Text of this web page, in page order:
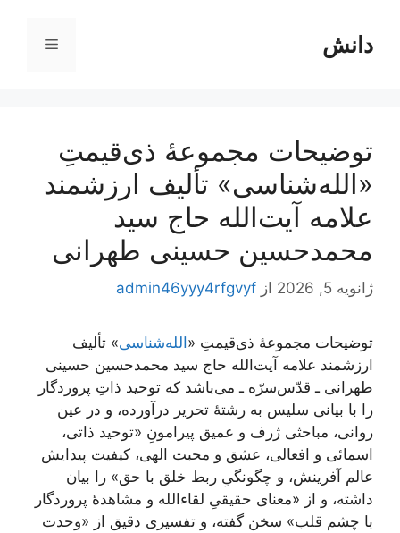
محتوادانش فهرست
توضیحات مجموعۀ ذی‌قیمتِ
«الله‌شناسی» تألیف ارزشمند
علامه آیت‌الله حاج سید
محمد‌حسین حسینی طهرانی
ژانویه 5, 2026 از admin46yyy4rfgvyf
توضیحات مجموعۀ ذی‌قیمتِ «الله‌شناسی» تألیف
ارزشمند علامه آیت‌الله حاج سید محمد‌حسین حسینی
طهرانی ـ قدّس‌سرّه ـ می‌باشد که توحید ذاتِ پروردگار
را با بیانی سلیس به رشتۀ تحریر درآورده، و در عین
روانی، مباحثی ژرف و عمیق پیرامونِ «توحید ذاتی،
اسمائی و افعالی، عشق و محبت الهی، کیفیت پیدایش
عالم آفرینش، و چگونگیِ ربط خلق با حق» را بیان
داشته، و از «معنای حقیقیِ لقاء‌الله و مشاهدۀ پروردگار
با چشم قلب» سخن گفته، و تفسیری دقیق از «وحدت